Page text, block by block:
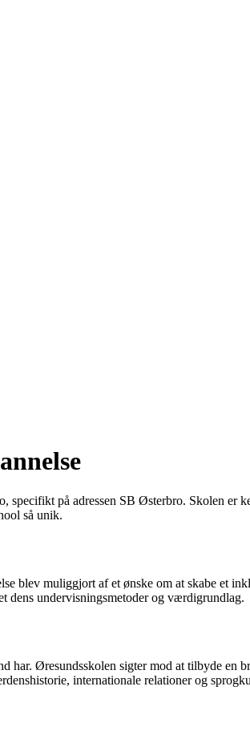
på adressen SB Østerbro. Skolen er
så unik.
blev muliggjort af et ønske om at skabe et
dens undervisningsmetoder og værdigrundlag.
har. Øresundsskolen sigter mod at tilbyde en
internationale relationer og